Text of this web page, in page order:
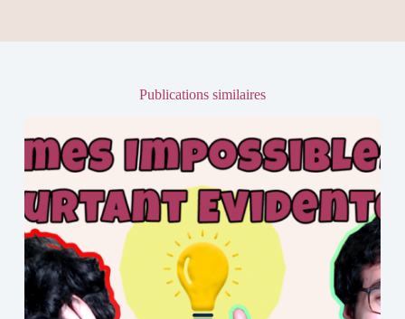
Publications similaires